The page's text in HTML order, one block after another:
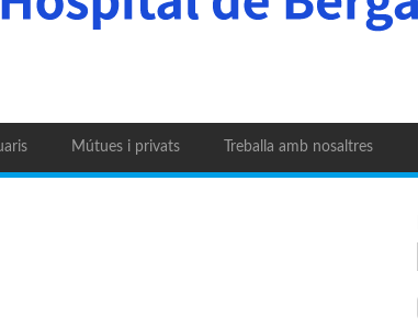
Mútues i privats Treballa amb nosaltres